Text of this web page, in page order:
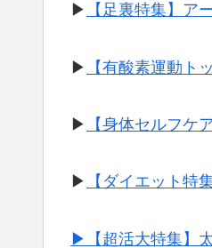
▶︎ 【足裏特集】ア
▶︎ 【有酸素運動ト
▶︎ 【身体セルフケ
▶︎ 【ダイエット特
▶︎【超活大特集】